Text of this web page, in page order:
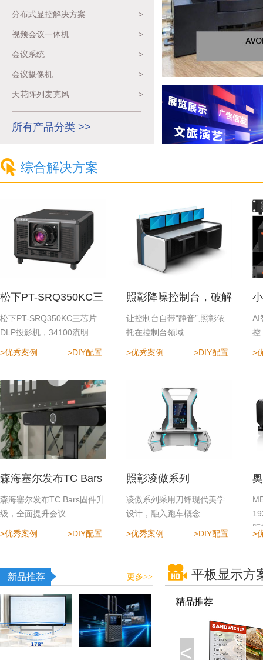
分布式显控解决方案 >
视频会议一体机 >
会议系统 >
会议摄像机 >
天花阵列麦克风 >
所有产品分类 >>
综合解决方案
松下PT-SRQ350KC三
芯片DLP投影机
松下PT-SRQ350KC三芯片
DLP投影机，34100流明…
>优秀案例 >DIY配置
照彰降噪控制台，破解
指挥中心降噪难题
让控制台自带“静音”,照彰依
托在控制台领域…
>优秀案例 >DIY配置
AI
控
>
森海塞尔发布TC Bars
固件升级，全面提升会
议体验
森海塞尔发布TC Bars固件升
级，全面提升会议…
>优秀案例 >DIY配置
照彰凌傲系列
凌傲系列采用刀锋现代美学
设计，融入跑车概念…
>优秀案例 >DIY配置 >
新品推荐 更多>> 平板显示方
精品推荐
<